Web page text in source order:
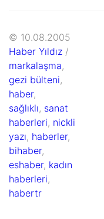
© 10.08.2005
Haber Yıldız /
markalaşma,
gezi bülteni,
haber,
sağlıklı, sanat
haberleri, nickli
yazı, haberler,
bihaber,
eshaber, kadın
haberleri,
habertr